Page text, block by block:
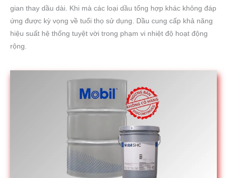
gian thay dầu dài. Khi mà các loại dầu tổng hợp khác không đáp
ứng được kỳ vọng về tuổi thọ sử dụng. Dầu cung cấp khả năng
hiệu suất hệ thống tuyệt vời trong phạm vi nhiệt độ hoạt động
rộng.